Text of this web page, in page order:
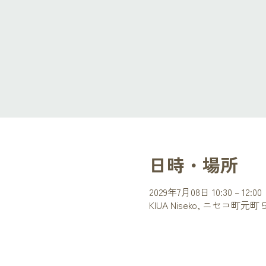
日時・場所
2029年7月08日 10:30 – 12:00
KIUA Niseko, ニセコ町元町